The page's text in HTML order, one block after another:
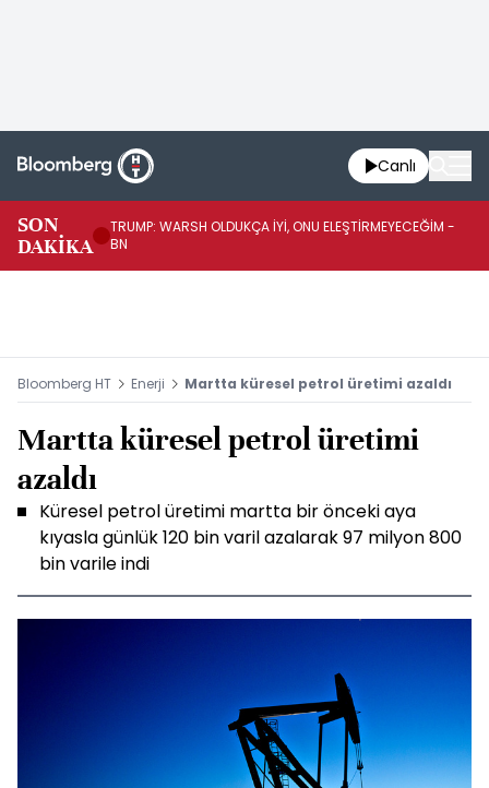
Canlı
SON
DAKİKA
TRUMP: WARSH OLDUKÇA İYİ, ONU ELEŞTİRMEYECEĞİM -
BN
Bloomberg HT Enerji Martta küresel petrol üretimi azaldı
Martta küresel petrol üretimi
azaldı
Küresel petrol üretimi martta bir önceki aya
kıyasla günlük 120 bin varil azalarak 97 milyon 800
bin varile indi